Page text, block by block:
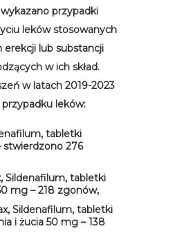
przypadki
leków stosowanych
erekcji lub substancji
w ich skład.
w latach 2019-2023
leków:
tabletki
stwierdzono 276
Sildenafilum, tabletki
mg – 218 zgonów,
Sildenafilum, tabletki
i żucia 50 mg – 138